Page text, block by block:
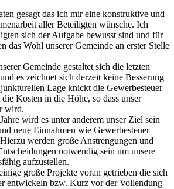
gesagt das ich mir eine konstruktive und
aller Beteiligten wünsche. Ich
sich der Aufgabe bewusst sind und für
das Wohl unserer Gemeinde an erster Stelle
Gemeinde gestaltet sich die letzten
es zeichnet sich derzeit keine Besserung
Lage knickt die Gewerbesteuer
Kosten in die Höhe, so dass unser
wird.
wird es unter anderem unser Ziel sein
neue Einnahmen wie Gewerbesteuer
werden große Anstrengungen und
notwendig sein um unsere
aufzustellen.
große Projekte voran getrieben die sich
entwickeln bzw. Kurz vor der Vollendung